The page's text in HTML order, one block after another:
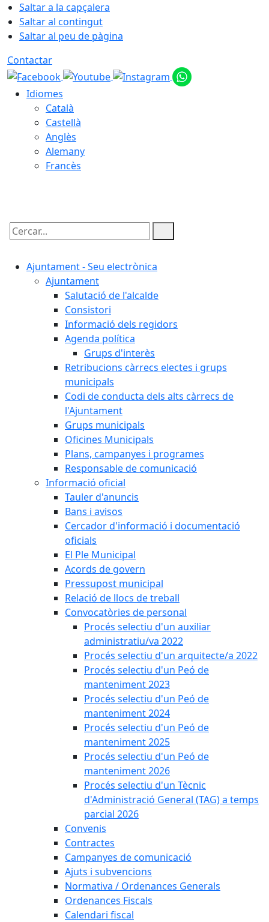
Saltar a la capçalera
Saltar al contingut
Saltar al peu de pàgina
Contactar
Idiomes
Català
Castellà
Anglès
Alemany
Francès
Cercar:
Ajuntament - Seu electrònica
Ajuntament
Salutació de l'alcalde
Consistori
Informació dels regidors
Agenda política
Grups d'interès
Retribucions càrrecs electes i grups
municipals
Codi de conducta dels alts càrrecs de
l'Ajuntament
Grups municipals
Oficines Municipals
Plans, campanyes i programes
Responsable de comunicació
Informació oficial
Tauler d'anuncis
Bans i avisos
Cercador d'informació i documentació
oficials
El Ple Municipal
Acords de govern
Pressupost municipal
Relació de llocs de treball
Convocatòries de personal
Procés selectiu d'un auxiliar
administratiu/va 2022
Procés selectiu d'un arquitecte/a 2022
Procés selectiu d'un Peó de
manteniment 2023
Procés selectiu d'un Peó de
manteniment 2024
Procés selectiu d'un Peó de
manteniment 2025
Procés selectiu d'un Peó de
manteniment 2026
Procés selectiu d'un Tècnic
d'Administració General (TAG) a temps
parcial 2026
Convenis
Contractes
Campanyes de comunicació
Ajuts i subvencions
Normativa / Ordenances Generals
Ordenances Fiscals
Calendari fiscal